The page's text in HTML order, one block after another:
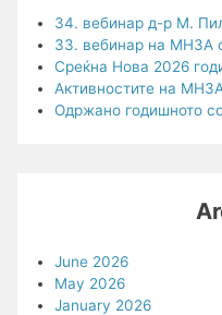
34. вебинар д-р М.
33. вебинар на МНЗА
Среќна Нова 2026
Активностите на
Одржано годишното
June 2026
May 2026
January 2026